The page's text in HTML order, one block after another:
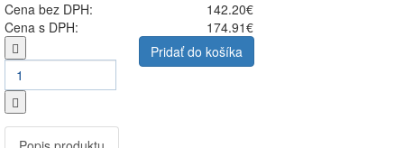
Cena bez DPH:
142.20€
Cena s DPH:
174.91€
Pridať do košíka